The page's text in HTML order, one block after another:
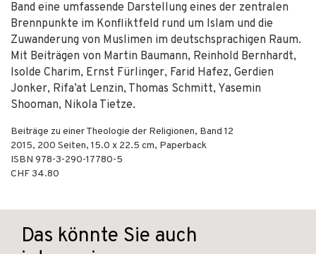
Band eine umfassende Darstellung eines der zentralen
Brennpunkte im Konfliktfeld rund um Islam und die
Zuwanderung von Muslimen im deutschsprachigen Raum.
Mit Beiträgen von Martin Baumann, Reinhold Bernhardt,
Isolde Charim, Ernst Fürlinger, Farid Hafez, Gerdien
Jonker, Rifa’at Lenzin, Thomas Schmitt, Yasemin
Shooman, Nikola Tietze.
Beiträge zu einer Theologie der Religionen, Band 12
2015, 200 Seiten, 15.0 x 22.5 cm, Paperback
ISBN 978-3-290-17780-5
CHF 34.80
Das könnte Sie auch